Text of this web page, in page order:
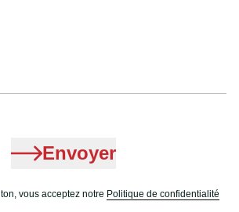
Envoyer
vous acceptez notre Politique de confidentialité